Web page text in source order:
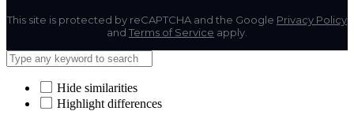
This site is protected by reCAPTCHA and the Google Privacy Policy
and Terms of Service apply.
Hide similarities
Highlight differences